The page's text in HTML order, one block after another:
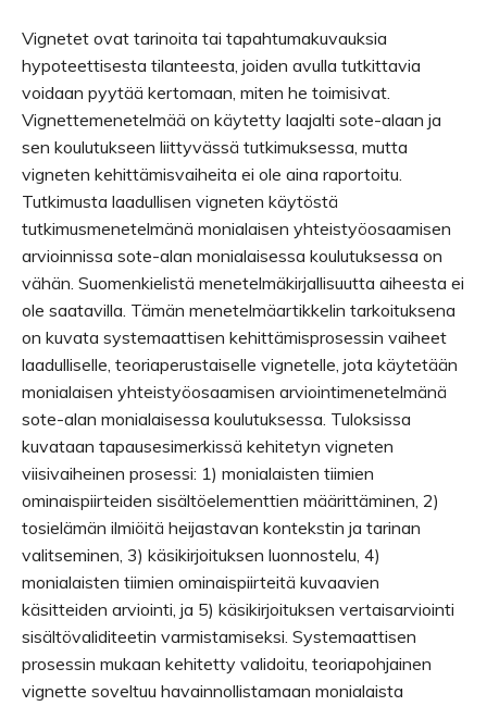
Vignetet ovat tarinoita tai tapahtumakuvauksia
hypoteettisesta tilanteesta, joiden avulla tutkittavia
voidaan pyytää kertomaan, miten he toimisivat.
Vignettemenetelmää on käytetty laajalti sote-alaan ja
sen koulutukseen liittyvässä tutkimuksessa, mutta
vigneten kehittämisvaiheita ei ole aina raportoitu.
Tutkimusta laadullisen vigneten käytöstä
tutkimusmenetelmänä monialaisen yhteistyöosaamisen
arvioinnissa sote-alan monialaisessa koulutuksessa on
vähän. Suomenkielistä menetelmäkirjallisuutta aiheesta ei
ole saatavilla. Tämän menetelmäartikkelin tarkoituksena
on kuvata systemaattisen kehittämisprosessin vaiheet
laadulliselle, teoriaperustaiselle vignetelle, jota käytetään
monialaisen yhteistyöosaamisen arviointimenetelmänä
sote-alan monialaisessa koulutuksessa. Tuloksissa
kuvataan tapausesimerkissä kehitetyn vigneten
viisivaiheinen prosessi: 1) monialaisten tiimien
ominaispiirteiden sisältöelementtien määrittäminen, 2)
tosielämän ilmiöitä heijastavan kontekstin ja tarinan
valitseminen, 3) käsikirjoituksen luonnostelu, 4)
monialaisten tiimien ominaispiirteitä kuvaavien
käsitteiden arviointi, ja 5) käsikirjoituksen vertaisarviointi
sisältövaliditeetin varmistamiseksi. Systemaattisen
prosessin mukaan kehitetty validoitu, teoriapohjainen
vignette soveltuu havainnollistamaan monialaista